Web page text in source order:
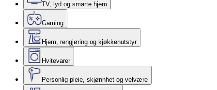
TV, lyd og smarte hjem
Gaming
Hjem, rengjøring og kjøkkenutstyr
Hvitevarer
Personlig pleie, skjønnhet og velvære